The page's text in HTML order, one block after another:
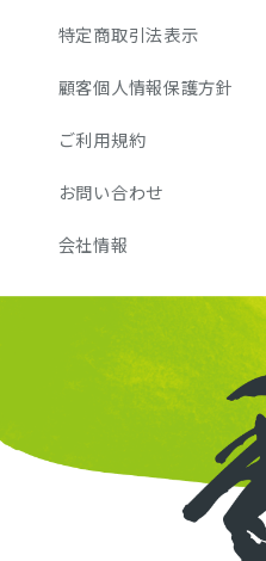
特定商取引法表示
顧客個人情報保護方針
ご利用規約
お問い合わせ
会社情報